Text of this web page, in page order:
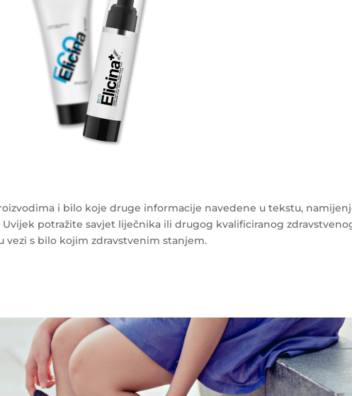
i bilo koje druge informacije navedene u tekstu,
Uvijek potražite savjet liječnika ili drugog kvalificiranog
vezi s bilo kojim zdravstvenim stanjem.